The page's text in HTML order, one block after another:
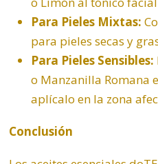
Para Pieles Mixtas:
para pieles secas y
Para Pieles Sensibles:
o Manzanilla Romana
aplícalo en la zona
Conclusión